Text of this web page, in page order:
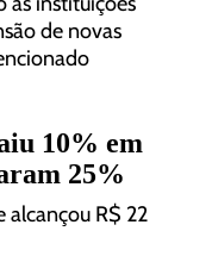
de novas
10% em
25%
alcançou R$ 22